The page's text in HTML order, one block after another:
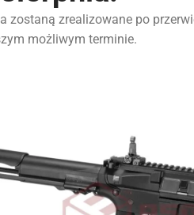
zostaną zrealizowane po
możliwym terminie.